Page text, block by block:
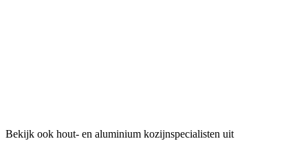
Bekijk ook hout- en aluminium kozijnspecialisten uit